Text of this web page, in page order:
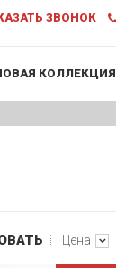
ЗВОНОК
КОЛЛЕКЦИЯ
Цена